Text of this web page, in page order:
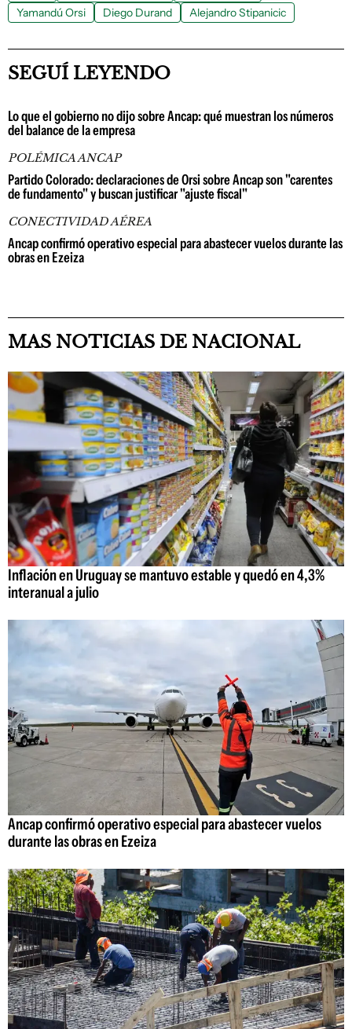
Yamandú Orsi
Diego Durand Alejandro Stipanicic
SEGUÍ LEYENDO
Lo que el gobierno no dijo sobre Ancap: qué muestran los números
del balance de la empresa
POLÉMICA ANCAP
Partido Colorado: declaraciones de Orsi sobre Ancap son "carentes
de fundamento" y buscan justificar "ajuste fiscal"
CONECTIVIDAD AÉREA
Ancap confirmó operativo especial para abastecer vuelos durante las
obras en Ezeiza
MAS NOTICIAS DE NACIONAL
Inflación en Uruguay se mantuvo estable y quedó en 4,3%
interanual a julio
Ancap confirmó operativo especial para abastecer vuelos
durante las obras en Ezeiza